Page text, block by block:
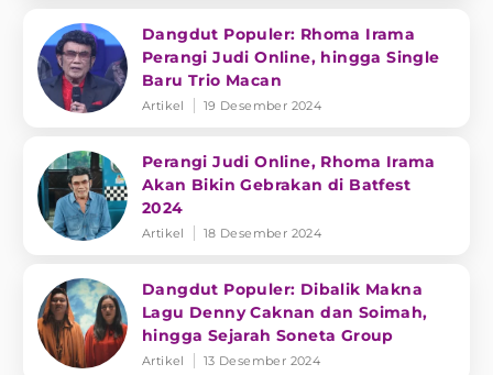
Dangdut Populer: Rhoma Irama
Perangi Judi Online, hingga Single
Baru Trio Macan
Artikel 19 Desember 2024
Perangi Judi Online, Rhoma Irama
Akan Bikin Gebrakan di Batfest
2024
Artikel 18 Desember 2024
Dangdut Populer: Dibalik Makna
Lagu Denny Caknan dan Soimah,
hingga Sejarah Soneta Group
Artikel 13 Desember 2024